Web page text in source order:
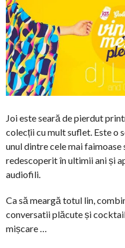
Joi este seară de pierdut
colecții cu mult suflet. Este o
unul dintre cele mai
redescoperit în ultimii ani și
audiofili.
Ca să meargă totul lin,
conversatii plăcute și
mișcare …